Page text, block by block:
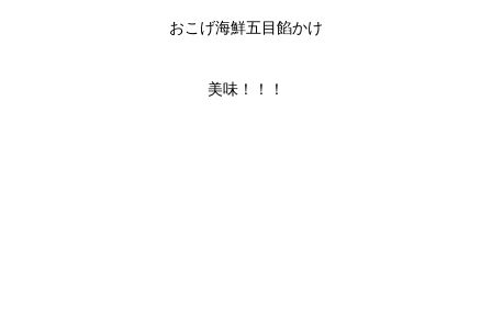
おこげ海鮮五目餡かけ
美味！！！